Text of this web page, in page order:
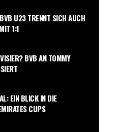
U23 TRENNT SICH AUCH
1:1
BVB AN TOMMY
EIN BLICK IN DIE
CUPS